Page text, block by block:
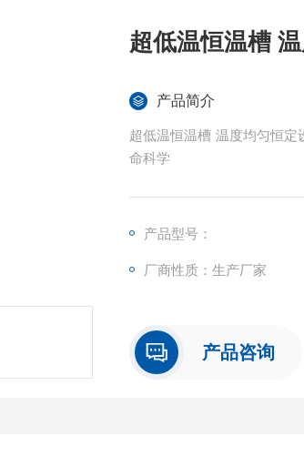
超低温恒温槽
产品简介
超低温恒温槽 温度均匀恒
命科学
产品型号：
厂商性质：生产厂家
产品咨询